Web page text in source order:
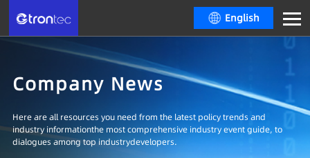
English
Company News
Here are all resources you need from the latest policy trends and
industry informationthe most comprehensive industry event guide, to
dialogues among top industrydevelopers.